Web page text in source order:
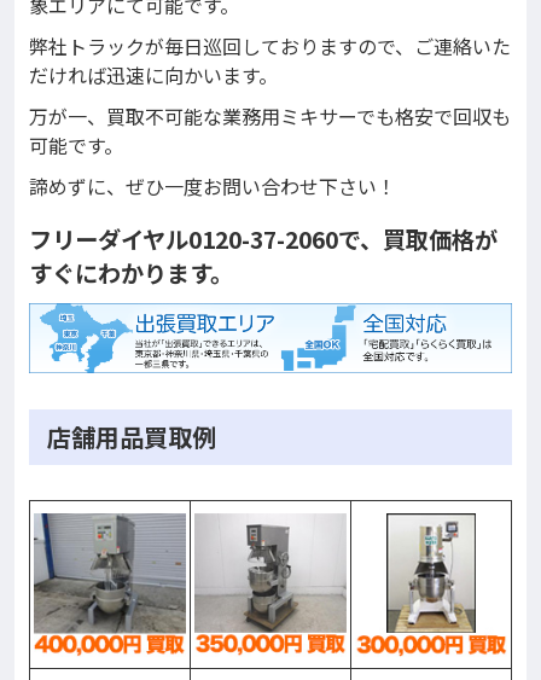
弊社トラックが毎日巡回しておりますので、ご連絡いた
だければ迅速に向かいます。
万が一、買取不可能な業務用ミキサーでも格安で回収も
可能です。
諦めずに、ぜひ一度お問い合わせ下さい！
フリーダイヤル0120-37-2060で、買取価格が
すぐにわかります。
店舗用品買取例